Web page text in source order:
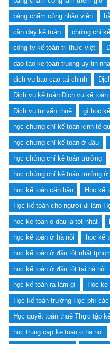
bảng chấm công nhân viên
cần dạy kế toán chứng chỉ
công ty kế toán tri thức việt
dao tao ke toan truong uy tin
dich vu bao cao tai chinh
Dịch vụ kế toán Dịch vụ kế
Dịch vụ tư vấn thuế gì học
học chứng chỉ kế toán kinh tế
học chứng chỉ kế toán ở đâu
học chứng chỉ kế toán trưởng
học chứng chỉ kế toán trưởng ở
học kế toán căn bản Học kế
Học kế toán cho người đi làm
hoc ke toan o dau la tot nhat
học kế toán ở hà nội học kế
học kế toán ở đâu tốt nhất
học kế toán ở đâu tốt tại hà nội
học kế toán ra làm gì Hoc ke
Học kế toán trưởng Học phí
Học quyết toán thuế Thực tập
hoc trung cap ke toan o ha noi